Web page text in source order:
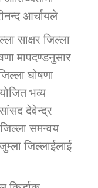
सुचना
सुचना
आर्चायले
साक्षर जिल्ला
मापदण्डनुसार
घोषणा
भव्य
देवेन्द्र
समन्वय
जिल्लाईलाई